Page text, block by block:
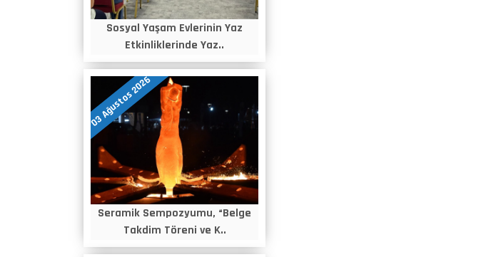
Sosyal Yaşam Evlerinin Yaz
Etkinliklerinde Yaz..
03 Ağustos 2026
Seramik Sempozyumu, “Belge
Takdim Töreni ve K..